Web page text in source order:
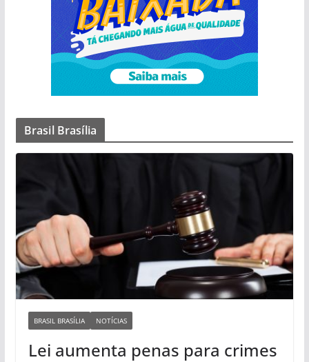
Brasil Brasília
BRASIL BRASÍLIA NOTÍCIAS
Lei aumenta penas para crimes